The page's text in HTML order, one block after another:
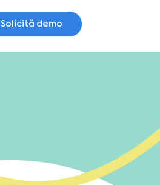
Solicită demo